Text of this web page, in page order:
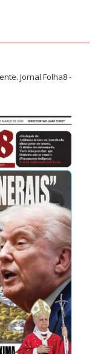
Jornal Folha8 -